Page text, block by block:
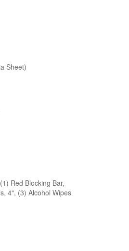
Sheet)
Red Blocking Bar,
4", (3) Alcohol Wipes